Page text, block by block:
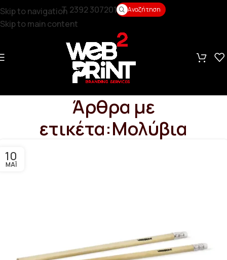
Skip to navigation
Skip to main content
T. 2392 307201 Αναζήτηση
Άρθρα με
ετικέτα:Μολύβια
10
ΜΆΙ